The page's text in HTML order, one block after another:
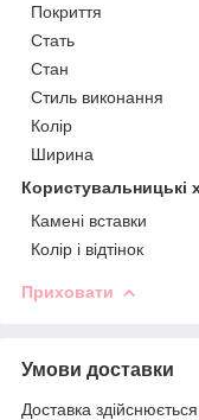
Покриття
Стать
Стан
Стиль виконання
Колір
Ширина
Користувальницькі
Камені вставки
Колір і відтінок
Приховати
Умови доставки
Доставка